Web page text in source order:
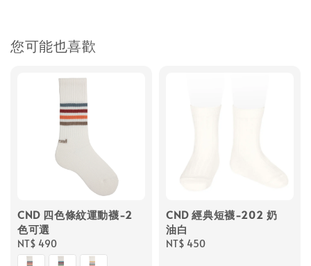
您可能也喜歡
CND 四色條紋運動襪-2
色可選
Regular
price
NT$ 490
CND 經典短襪-202 奶
油白
Regular
NT$ 450